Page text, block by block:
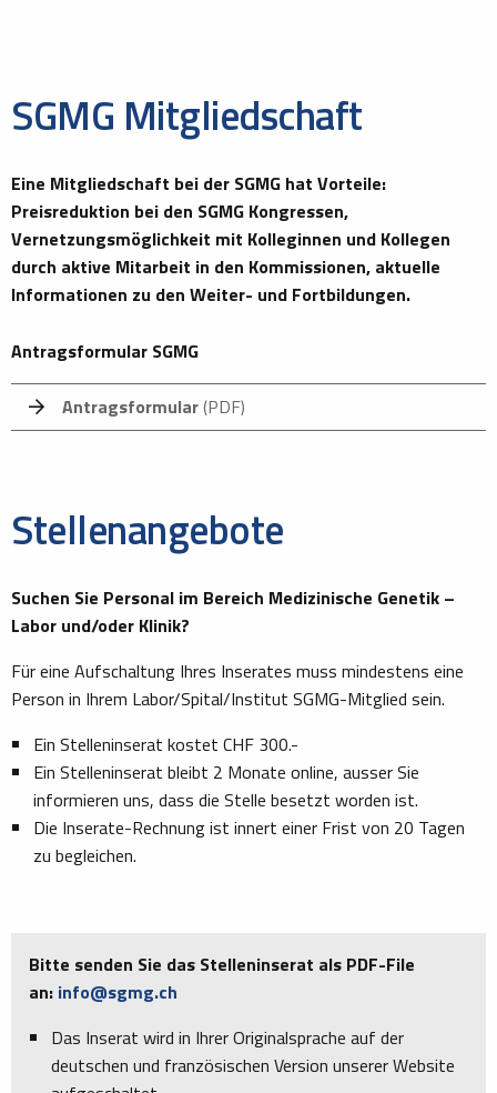
SGMG Mitgliedschaft
Eine Mitgliedschaft bei der SGMG hat Vorteile:
Preisreduktion bei den SGMG Kongressen,
Vernetzungsmöglichkeit mit Kolleginnen und Kollegen
durch aktive Mitarbeit in den Kommissionen, aktuelle
Informationen zu den Weiter- und Fortbildungen.
Antragsformular SGMG
Antragsformular(PDF)
Stellenangebote
Suchen Sie Personal im Bereich Medizinische Genetik –
Labor und/oder Klinik?
Für eine Aufschaltung Ihres Inserates muss mindestens eine
Person in Ihrem Labor/Spital/Institut SGMG-Mitglied sein.
Ein Stelleninserat kostet CHF 300.-
Ein Stelleninserat bleibt 2 Monate online, ausser Sie
informieren uns, dass die Stelle besetzt worden ist.
Die Inserate-Rechnung ist innert einer Frist von 20 Tagen
zu begleichen.
Bitte senden Sie das Stelleninserat als PDF-File
an: info@sgmg.ch
Das Inserat wird in Ihrer Originalsprache auf der
deutschen und französischen Version unserer Website